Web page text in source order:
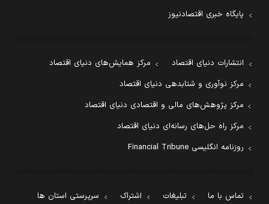
پایگاه خبری اقتصادنیوز
انتشارات دنیای اقتصاد
مرکز همایش‌های دنیای اقتصاد
مرکز نوآوری و شتابدهی دنیای اقتصاد
مرکز پژوهش‌های مالی و اقتصادی دنیای اقتصاد
مرکز راه حل‌های رسانه‌ای دنیای اقتصاد
روزنامه انگلیسی Financial Tribune
تماس با ما تبلیغات اشتراک سرپرستی استان ها